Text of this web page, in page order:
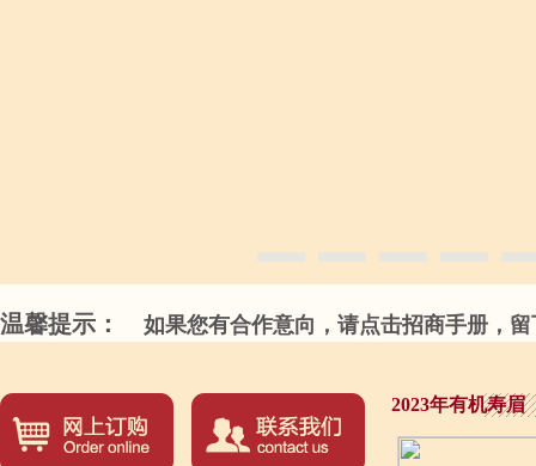
温馨提示： 如果您有合作意向，请点击招商手册，
2023年有机寿眉